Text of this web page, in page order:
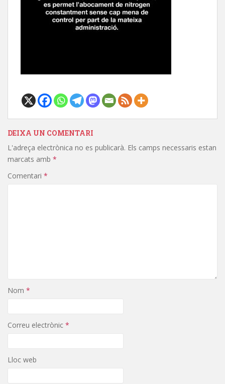
DEIXA UN COMENTARI
L'adreça electrònica no es publicarà. Els camps necessaris estan
marcats amb *
Comentari *
Nom *
Correu electrònic *
Lloc web